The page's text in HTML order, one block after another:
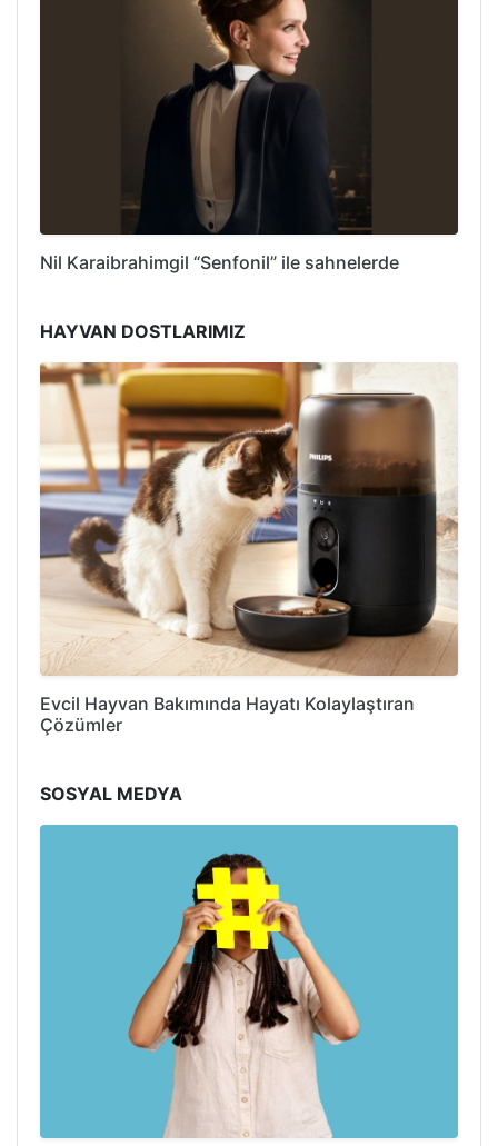
Nil Karaibrahimgil “Senfonil” ile sahnelerde
HAYVAN DOSTLARIMIZ
Evcil Hayvan Bakımında Hayatı Kolaylaştıran
Çözümler
SOSYAL MEDYA